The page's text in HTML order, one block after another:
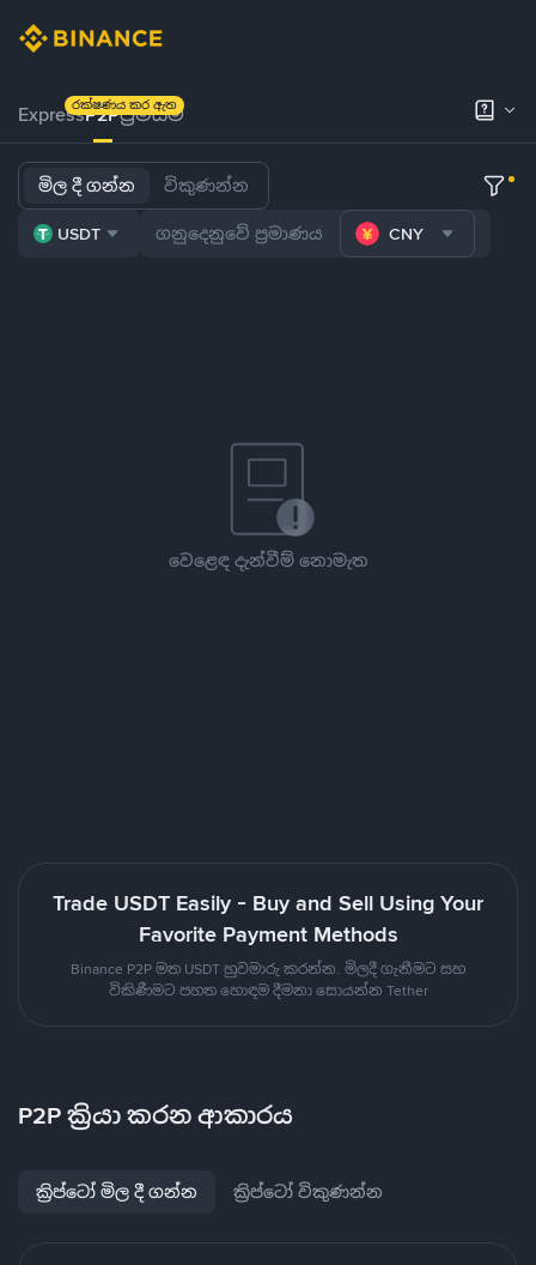
ExpressP2Pප්‍රිමියම්
රක්ෂණය කර ඇත
මිල දී ගන්න විකුණන්න
USDT CNY
වෙළෙඳ දැන්වීම් නොමැත
Trade USDT Easily - Buy and Sell Using Your
Favorite Payment Methods
Binance P2P මත USDT හුවමාරු කරන්න. මිලදී ගැනීමට සහ
විකිණීමට පහත හොඳම දීමනා සොයන්න Tether
P2P ක්‍රියා කරන ආකාරය
ක්‍රිප්ටෝ මිල දී ගන්න ක්‍රිප්ටෝ විකුණන්න